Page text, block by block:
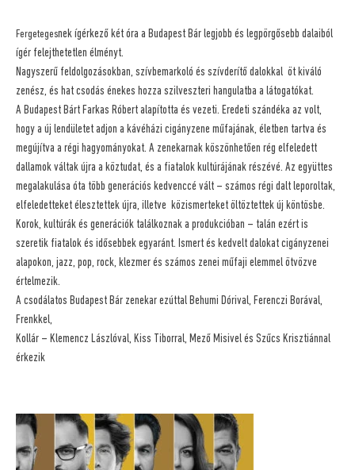
Fergetegesnek ígérkező két óra a Budapest Bár legjobb és legpörgősebb dalaiból
ígér felejthetetlen élményt.
Nagyszerű feldolgozásokban, szívbemarkoló és szívderítő dalokkal öt kiváló
zenész, és hat csodás énekes hozza szilveszteri hangulatba a látogatókat.
A Budapest Bárt Farkas Róbert alapította és vezeti. Eredeti szándéka az volt,
hogy a új lendületet adjon a kávéházi cigányzene műfajának, életben tartva és
megújítva a régi hagyományokat. A zenekarnak köszönhetően rég elfeledett
dallamok váltak újra a köztudat, és a fiatalok kultúrájának részévé. Az együttes
megalakulása óta több generációs kedvenccé vált – számos régi dalt leporoltak,
elfeledetteket élesztettek újra, illetve közismerteket öltöztettek új köntösbe.
Korok, kultúrák és generációk találkoznak a produkcióban – talán ezért is
szeretik fiatalok és idősebbek egyaránt. Ismert és kedvelt dalokat cigányzenei
alapokon, jazz, pop, rock, klezmer és számos zenei műfaji elemmel ötvözve
értelmezik.
A csodálatos Budapest Bár zenekar ezúttal Behumi Dórival, Ferenczi Borával,
Frenkkel,
Kollár – Klemencz Lászlóval, Kiss Tiborral, Mező Misivel és Szűcs Krisztiánnal
érkezik